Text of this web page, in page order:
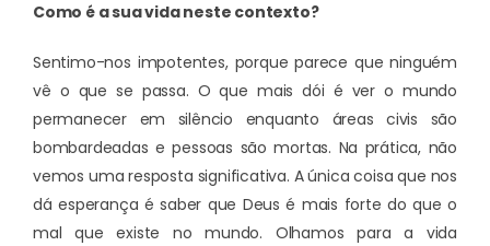
Como é a sua vida neste contexto?
Sentimo-nos impotentes, porque parece que ninguém
vê o que se passa. O que mais dói é ver o mundo
permanecer em silêncio enquanto áreas civis são
bombardeadas e pessoas são mortas. Na prática, não
vemos uma resposta significativa. A única coisa que nos
dá esperança é saber que Deus é mais forte do que o
mal que existe no mundo. Olhamos para a vida